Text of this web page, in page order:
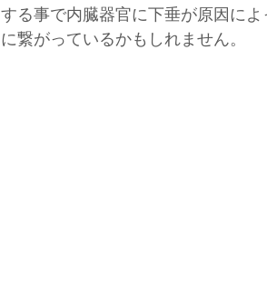
る事で内臓器官に下垂が原因に
繋がっているかもしれません。